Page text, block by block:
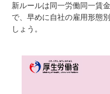
新ルールは同一労働同一賃
で、早めに自社の雇用形態
しょう。